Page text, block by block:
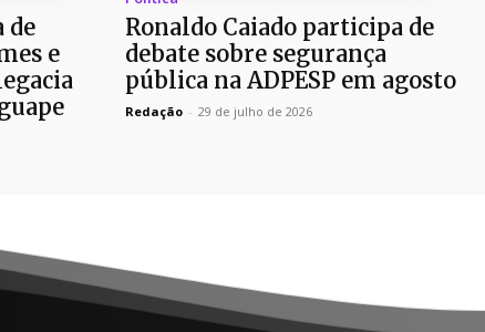
de
e
Ronaldo Caiado participa de
debate sobre segurança
pública na ADPESP em agosto
Redação - 29 de julho de 2026